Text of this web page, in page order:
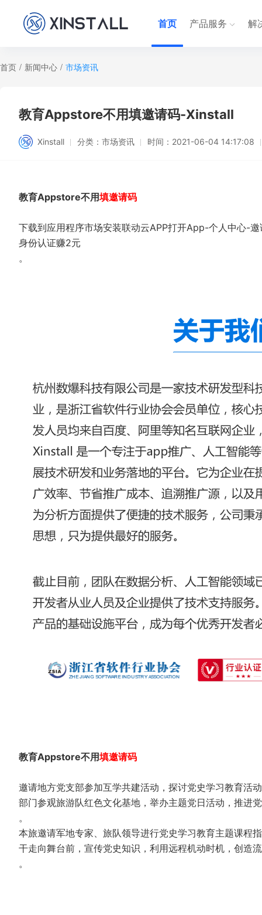
首页 产品服务 解
首页 / 新闻中心 / 市场资讯
教育Appstore不用填邀请码-Xinstall
Xinstall 分类： 市场资讯 时间： 2021-06-04 14:17:08
教育Appstore不用填邀请码
下载到应用程序市场安装联动云APP打开App-个人中心-
身份认证赚2元
。
教育Appstore不用填邀请码
邀请地方党支部参加互学共建活动，探讨党史学习教育活
部门参观旅游队红色文化基地，举办主题党日活动，推进
。
本旅邀请军地专家、旅队领导进行党史学习教育主题课程
干走向舞台前，宣传党史知识，利用远程机动时机，创造
。